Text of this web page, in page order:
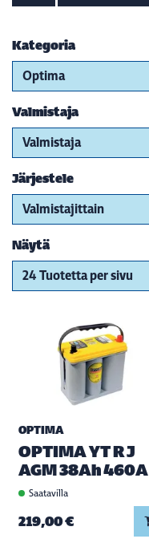
Kategoria
Valmistaja
Järjestele
Näytä
OPTIMA
OPTIMA YT R J
AGM 38Ah 460A
Saatavilla
219,00 €